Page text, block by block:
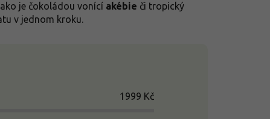
je čokoládou vonící akébie či tropický
v jednom kroku.
1999 Kč